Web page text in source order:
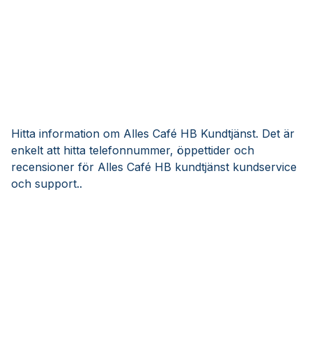
Hitta information om Alles Café HB Kundtjänst. Det är
enkelt att hitta telefonnummer, öppettider och
recensioner för Alles Café HB kundtjänst kundservice
och support..